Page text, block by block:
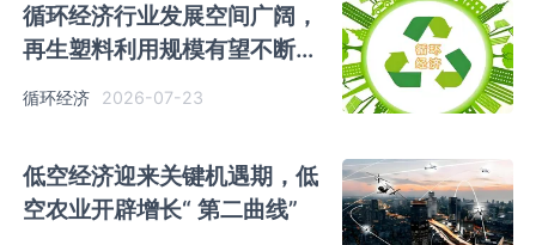
循环经济行业发展空间广阔，
再生塑料利用规模有望不断提
循环经济 2026-07-23
低空经济迎来关键机遇期，低
空农业开辟增长“ 第二曲线”